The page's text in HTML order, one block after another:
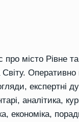
про місто Рівне
Оперативно
експертні
аналітика,
економіка,